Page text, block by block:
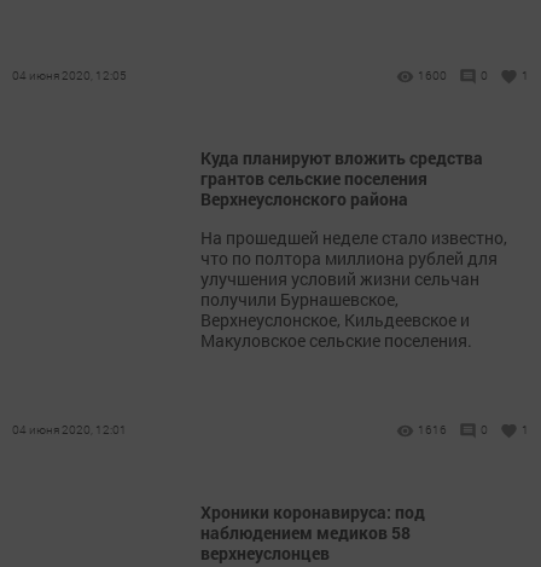
04 июня 2020, 12:05 1600 0 1
Куда планируют вложить средства
грантов сельские поселения
Верхнеуслонского района
На прошедшей неделе стало известно,
что по полтора миллиона рублей для
улучшения условий жизни сельчан
получили Бурнашевское,
Верхнеуслонское, Кильдеевское и
Макуловское сельские поселения.
04 июня 2020, 12:01 1616 0 1
Хроники коронавируса: под
наблюдением медиков 58
верхнеуслонцев